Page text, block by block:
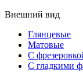
Внешний вид
Глянцевые
Матовые
С
С гладкими